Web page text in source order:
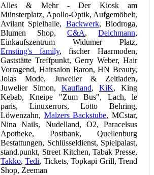
Alles & Mehr - Der Kiosk am
Münsterplatz, Apollo-Optik, Aufgemöbelt,
Avilant Spielhalle, Backwerk, Biodroga,
Blumen Shop, C&A, Deichmann,
Einkaufszentrum Widumer Platz,
Ernsting's family, fischer Haarmoden,
Gaststätte Treffpunkt, Gerry Weber, Hair
Vorragend, Hairsalon Baron, HN Beauty,
Jolas Mode, Juwelier & Zeitladen,
Juwelier Simon, Kaufland, KiK, King
Kebab, Kneipe "Zum Bus", Lach, le
paris, Linuxerrors, Lotto Behring,
Löwenzahn, Malzers Backstube, MCstar,
Nina Nails, Nudelland, O2, Paracelsus
Apotheke, Postbank, Quellenburg
Bestattungen, Schlüsseldienst, Spielpalast,
stand.punkt, Street Kitchen, Tabak Presse,
Takko,Tedi, Tickets, Topkapi Grill, Trend
Shop, Zeeman